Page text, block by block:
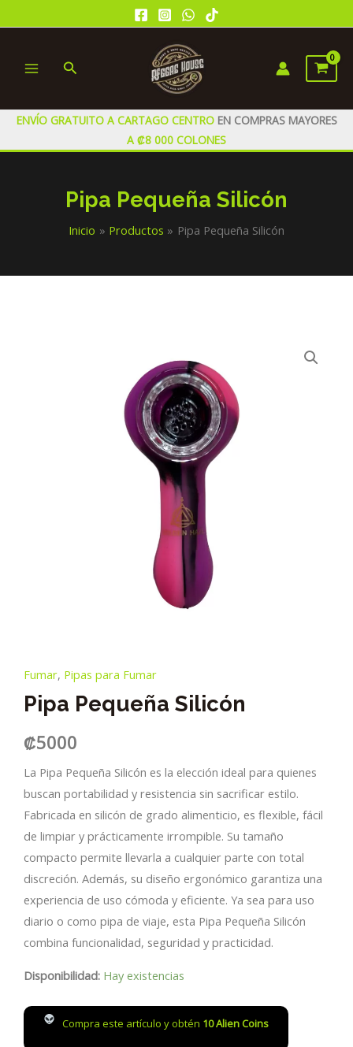
al
MENU
Buscar
ENVÍO GRATUITO A CARTAGO CENTRO EN COMPRAS MAYORES
A ₡8 000 COLONES
Pipa Pequeña Silicón
Inicio Productos Pipa Pequeña Silicón
Fumar, Pipas para Fumar
Pipa Pequeña Silicón
₡5000
La Pipa Pequeña Silicón es la elección ideal para quienes
buscan portabilidad y resistencia sin sacrificar estilo.
Fabricada en silicón de grado alimenticio, es flexible, fácil
de limpiar y prácticamente irrompible. Su tamaño
compacto permite llevarla a cualquier parte con total
discreción. Además, su diseño ergonómico garantiza una
experiencia de uso cómoda y eficiente. Ya sea para uso
diario o como pipa de viaje, esta Pipa Pequeña Silicón
combina funcionalidad, seguridad y practicidad.
Disponibilidad: Hay existencias
Compra este artículo y obtén 10Alien Coins